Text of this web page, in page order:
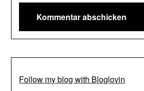
Follow my blog with Bloglovin